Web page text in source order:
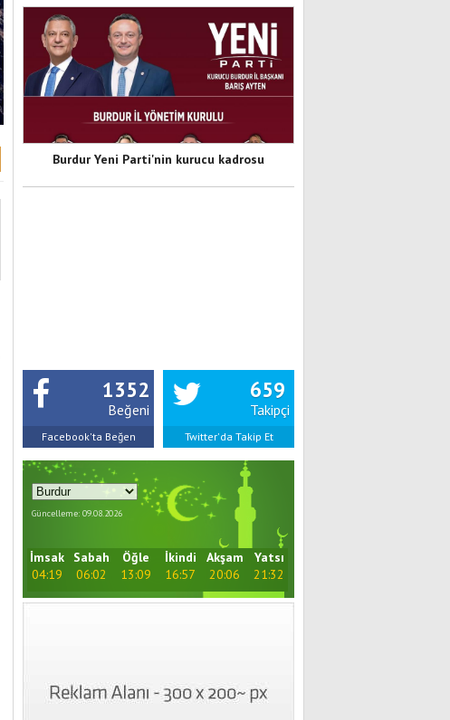
Burdur Yeni Parti'nin kurucu kadrosu
1352
Beğeni
Facebook'ta Beğen
659
Takipçi
Twitter'da Takip Et
Güncelleme: 09.08.2026
İmsak
04:19
Sabah
06:02
Öğle
13:09
İkindi
16:57
Akşam
20:06
Yatsı
21:32